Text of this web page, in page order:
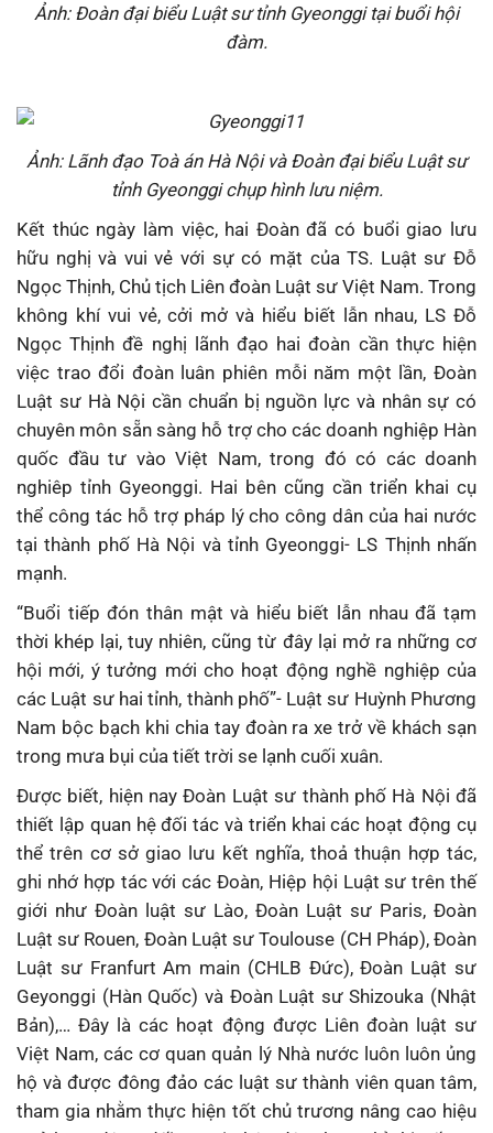
Ảnh: Đoàn đại biểu Luật sư tỉnh Gyeonggi tại buổi hội
đàm.
Ảnh: Lãnh đạo Toà án Hà Nội và Đoàn đại biểu Luật sư
tỉnh Gyeonggi chụp hình lưu niệm.
Kết thúc ngày làm việc, hai Đoàn đã có buổi giao lưu
hữu nghị và vui vẻ với sự có mặt của TS. Luật sư Đỗ
Ngọc Thịnh, Chủ tịch Liên đoàn Luật sư Việt Nam. Trong
không khí vui vẻ, cởi mở và hiểu biết lẫn nhau, LS Đỗ
Ngọc Thịnh đề nghị lãnh đạo hai đoàn cần thực hiện
việc trao đổi đoàn luân phiên mỗi năm một lần, Đoàn
Luật sư Hà Nội cần chuẩn bị nguồn lực và nhân sự có
chuyên môn sẵn sàng hỗ trợ cho các doanh nghiệp Hàn
quốc đầu tư vào Việt Nam, trong đó có các doanh
nghiêp tỉnh Gyeonggi. Hai bên cũng cần triển khai cụ
thể công tác hỗ trợ pháp lý cho công dân của hai nước
tại thành phố Hà Nội và tỉnh Gyeonggi- LS Thịnh nhấn
mạnh.
“Buổi tiếp đón thân mật và hiểu biết lẫn nhau đã tạm
thời khép lại, tuy nhiên, cũng từ đây lại mở ra những cơ
hội mới, ý tưởng mới cho hoạt động nghề nghiệp của
các Luật sư hai tỉnh, thành phố”- Luật sư Huỳnh Phương
Nam bộc bạch khi chia tay đoàn ra xe trở về khách sạn
trong mưa bụi của tiết trời se lạnh cuối xuân.
Được biết, hiện nay Đoàn Luật sư thành phố Hà Nội đã
thiết lập quan hệ đối tác và triển khai các hoạt động cụ
thể trên cơ sở giao lưu kết nghĩa, thoả thuận hợp tác,
ghi nhớ hợp tác với các Đoàn, Hiệp hội Luật sư trên thế
giới như Đoàn luật sư Lào, Đoàn Luật sư Paris, Đoàn
Luật sư Rouen, Đoàn Luật sư Toulouse (CH Pháp), Đoàn
Luật sư Franfurt Am main (CHLB Đức), Đoàn Luật sư
Geyonggi (Hàn Quốc) và Đoàn Luật sư Shizouka (Nhật
Bản),… Đây là các hoạt động được Liên đoàn luật sư
Việt Nam, các cơ quan quản lý Nhà nước luôn luôn ủng
hộ và được đông đảo các luật sư thành viên quan tâm,
tham gia nhằm thực hiện tốt chủ trương nâng cao hiệu